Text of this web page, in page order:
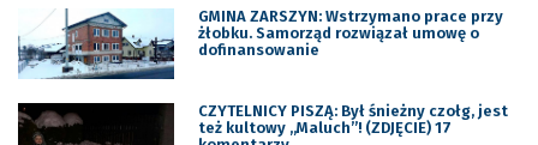
GMINA ZARSZYN: Wstrzymano prace przy
żłobku. Samorząd rozwiązał umowę o
dofinansowanie
CZYTELNICY PISZĄ: Był śnieżny czołg, jest
też kultowy „Maluch”! (ZDJĘCIE) 17